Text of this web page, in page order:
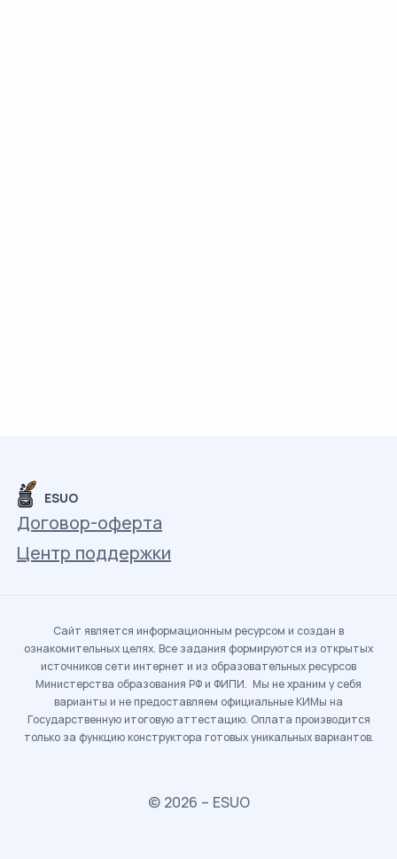
ESUO
Договор-оферта
Центр поддержки
Сайт является информационным ресурсом и создан в
ознакомительных целях. Все задания формируются из открытых
источников сети интернет и из образовательных ресурсов
Министерства образования РФ и ФИПИ. Мы не храним у себя
варианты и не предоставляем официальные КИМы на
Государственную итоговую аттестацию. Оплата производится
только за функцию конструктора готовых уникальных вариантов.
© 2026 – ESUO